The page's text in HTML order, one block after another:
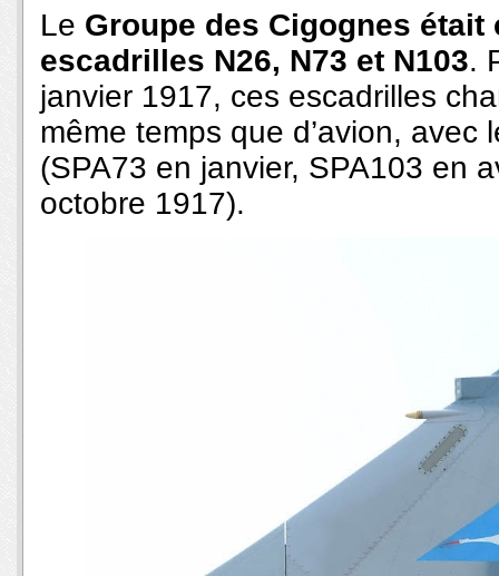
Le Groupe des Cigognes
escadrilles N26, N73 et N103.
janvier 1917, ces escadrilles
même temps que d’avion, avec
(SPA73 en janvier, SPA103 en
octobre 1917).